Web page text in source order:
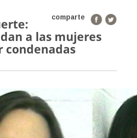
comparte
a las mujeres
condenadas